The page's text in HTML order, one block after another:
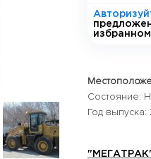
Состояние:
Год выпуска: